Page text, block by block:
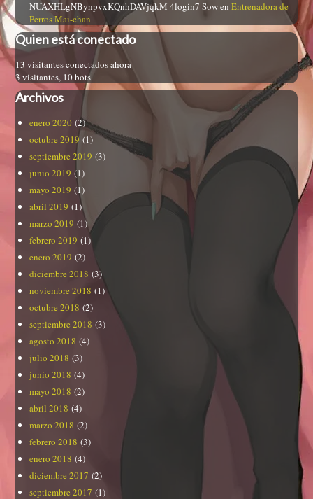
NUAXHLgNBynpvxKQnhDAVjqkM 4login7 SowenEntrenadora de
Perros Mai-chan
Quien está conectado
13 visitantes conectados ahora
3 visitantes, 10 bots
Archivos
enero 2020 (2)
octubre 2019 (1)
septiembre 2019 (3)
junio 2019 (1)
mayo 2019 (1)
abril 2019 (1)
marzo 2019 (1)
febrero 2019 (1)
enero 2019 (2)
diciembre 2018 (3)
noviembre 2018 (1)
octubre 2018 (2)
septiembre 2018 (3)
agosto 2018 (4)
julio 2018 (3)
junio 2018 (4)
mayo 2018 (2)
abril 2018 (4)
marzo 2018 (2)
febrero 2018 (3)
enero 2018 (4)
diciembre 2017 (2)
septiembre 2017 (1)